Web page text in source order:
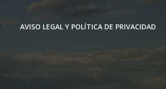
AVISO LEGAL Y POLÍTICA DE PRIVACIDAD